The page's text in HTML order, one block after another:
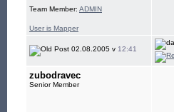
Team Member: ADMIN
User is Mapper
02.08.2005 v 12:41
zubodravec
Senior Member